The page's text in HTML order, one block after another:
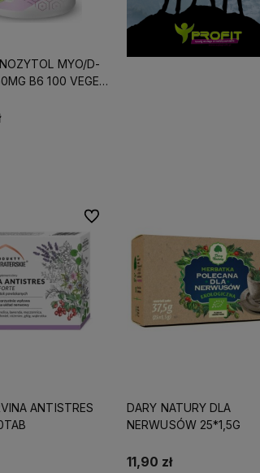
Wszystkie nasze produkty są
dlatego możesz
liczyć na ekspresową dostawę!
MYO/D-
B6 100 VEGE
ANTISTRES
Do ulubionych
DARY NATURY DLA
NERWUSÓW 25*1,5G
11,90 zł